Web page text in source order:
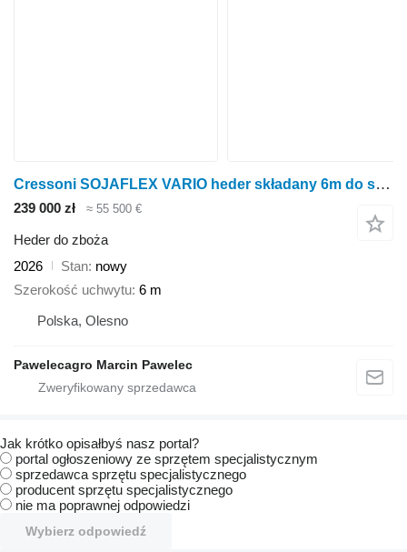
Cressoni SOJAFLEX VARIO heder składany 6m do soi, zboża, rzepaku
239 000 zł ≈ 55 500 €
Heder do zboża
2026
Stan nowy
Szerokość uchwytu 6 m
Polska, Olesno
Pawelecagro Marcin Pawelec
Jak krótko opisałbyś nasz portal?
portal ogłoszeniowy ze sprzętem specjalistycznym
sprzedawca sprzętu specjalistycznego
producent sprzętu specjalistycznego
nie ma poprawnej odpowiedzi
Wybierz odpowiedź